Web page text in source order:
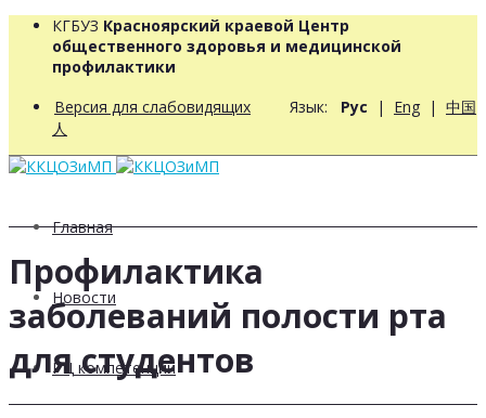
КГБУЗ Красноярский краевой Центр
общественного здоровья и медицинской
профилактики
Версия для слабовидящих Язык: Рус | Eng | 中国
人
Главная
Новости
РЦ компетенций
Профилактика
заболеваний полости рта
для студентов